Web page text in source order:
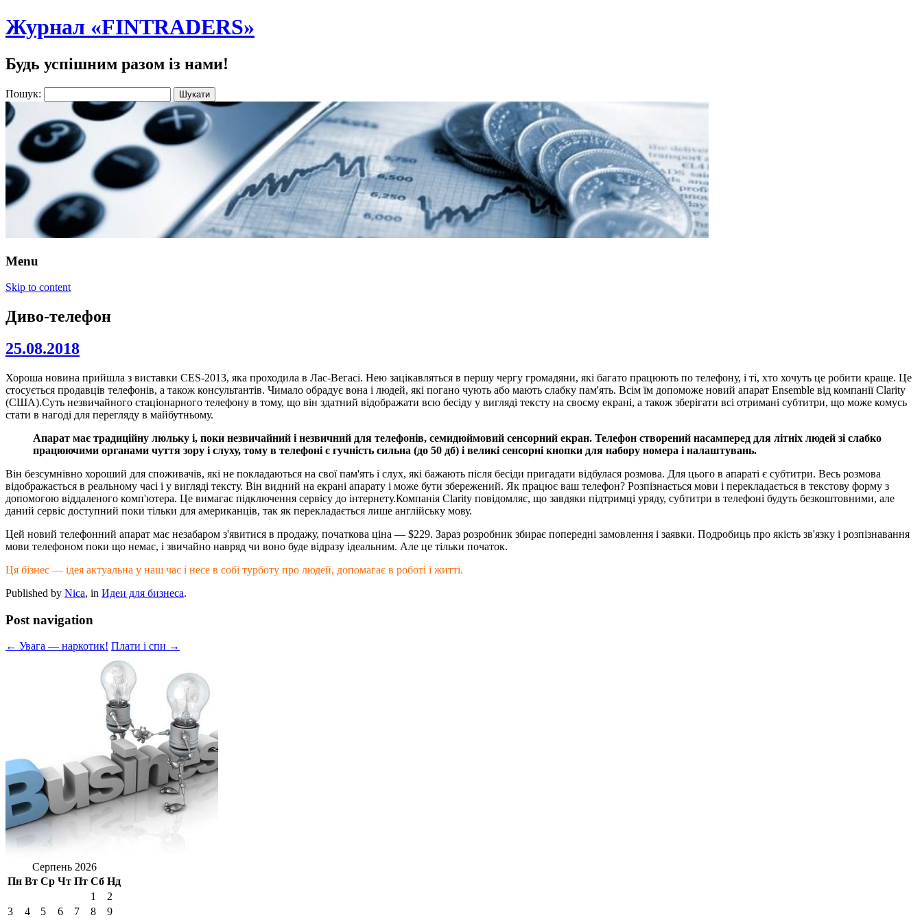
Журнал «FINTRADERS»
Будь успішним разом із нами!
Пошук:
Menu
Skip to content
Диво-телефон
25.08.2018
Хороша новина прийшла з виставки CES-2013, яка проходила в Лас-Вегасі. Нею зацікавляться в першу чергу громадяни, які багато працюють по телефону, і ті, хто хочуть це робити краще. Це
стосується продавців телефонів, а також консультантів. Чимало обрадує вона і людей, які погано чують або мають слабку пам'ять. Всім їм допоможе новий апарат Ensemble від компанії Clarity
(США).Суть незвичайного стаціонарного телефону в тому, що він здатний відображати всю бесіду у вигляді тексту на своєму екрані, а також зберігати всі отримані субтитри, що може комусь
стати в нагоді для перегляду в майбутньому.
Апарат має традиційну люльку і, поки незвичайний і незвичний для телефонів, семидюймовий сенсорний екран. Телефон створений насамперед для літніх людей зі слабко
працюючими органами чуття зору і слуху, тому в телефоні є гучність сильна (до 50 дб) і великі сенсорні кнопки для набору номера і налаштувань.
Він безсумнівно хороший для споживачів, які не покладаються на свої пам'ять і слух, які бажають після бесіди пригадати відбулася розмова. Для цього в апараті є субтитри. Весь розмова
відображається в реальному часі і у вигляді тексту. Він видний на екрані апарату і може бути збережений. Як працює ваш телефон? Розпізнається мови і перекладається в текстову форму з
допомогою віддаленого комп'ютера. Це вимагає підключення сервісу до інтернету.Компанія Clarity повідомляє, що завдяки підтримці уряду, субтитри в телефоні будуть безкоштовними, але
даний сервіс доступний поки тільки для американців, так як перекладається лише англійську мову.
Цей новий телефонний апарат має незабаром з'явитися в продажу, початкова ціна — $229. Зараз розробник збирає попередні замовлення і заявки. Подробиць про якість зв'язку і розпізнавання
мови телефоном поки що немає, і звичайно навряд чи воно буде відразу ідеальним. Але це тільки початок.
Ця бізнес — ідея актуальна у наш час і несе в собі турботу про людей, допомагає в роботі і житті.
Published by Nica, in Идеи для бизнеса.
Post navigation
← Увага — наркотик! Плати і спи →
Серпень 2026
Пн Вт Ср Чт Пт Сб Нд
1
2
3
4 5 6 7 8
9